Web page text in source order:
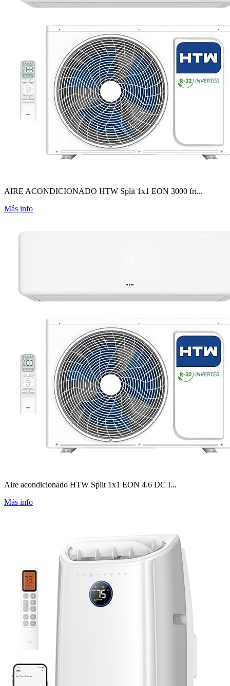
AIRE ACONDICIONADO HTW Split 1x1 EON 3000 fri...
Más info
Aire acondicionado HTW Split 1x1 EON 4.6 DC I...
Más info